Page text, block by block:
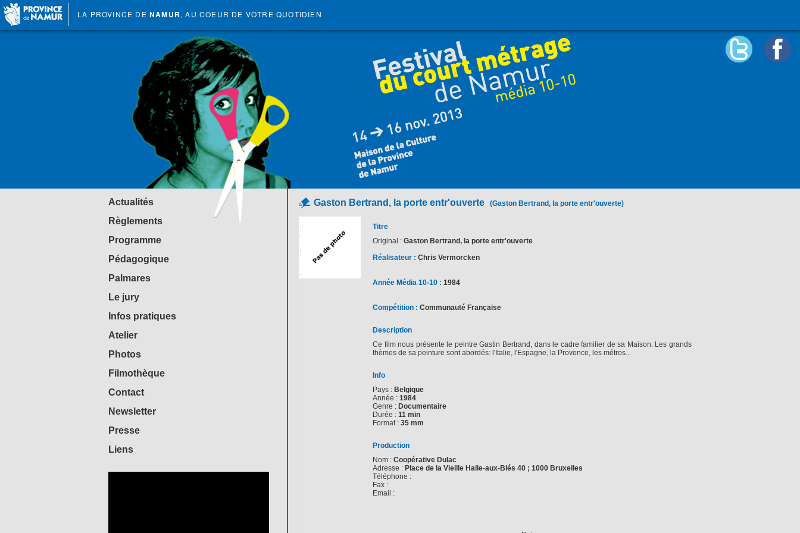
LA PROVINCE DE NAMUR, AU COEUR DE VOTRE QUOTIDIEN
Actualités
Règlements
Programme
Pédagogique
Palmares
Le jury
Infos pratiques
Atelier
Photos
Filmothèque
Contact
Newsletter
Presse
Liens
Gaston Bertrand, la porte entr'ouverte (Gaston Bertrand, la porte entr'ouverte)
Titre
Original : Gaston Bertrand, la porte entr'ouverte
Réalisateur : Chris Vermorcken
Année Média 10-10 : 1984
Compétition : Communauté Française
Description
Ce film nous présente le peintre Gastin Bertrand, dans le cadre familier de sa Maison. Les grands
thèmes de sa peinture sont abordés: l'Italie, l'Espagne, la Provence, les métros...
Info
Pays : Belgique
Année : 1984
Genre : Documentaire
Durée : 11 min
Format : 35 mm
Production
Nom : Coopérative Dulac
Adresse : Place de la Vieille Halle-aux-Blés 40 ; 1000 Bruxelles
Téléphone :
Fax :
Email :